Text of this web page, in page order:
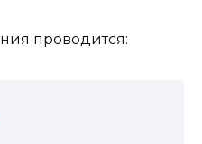
проводится: